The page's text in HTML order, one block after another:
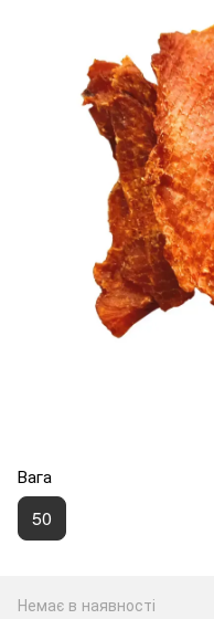
Вага
50
Немає в наявності